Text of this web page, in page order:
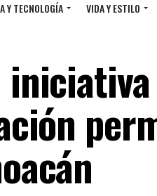
Y TECNOLOGÍA VIDA Y ESTILO